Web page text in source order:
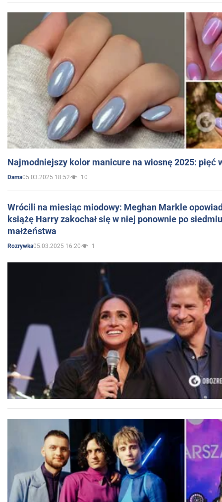
Najmodniejszy kolor manicure na wiosnę 2025: pięć
Dama05.03.2025 18:52 10
Wrócili na miesiąc miodowy: Meghan Markle
książę Harry zakochał się w niej ponownie po
małżeństwa
Rozrywka05.03.2025 16:20 1